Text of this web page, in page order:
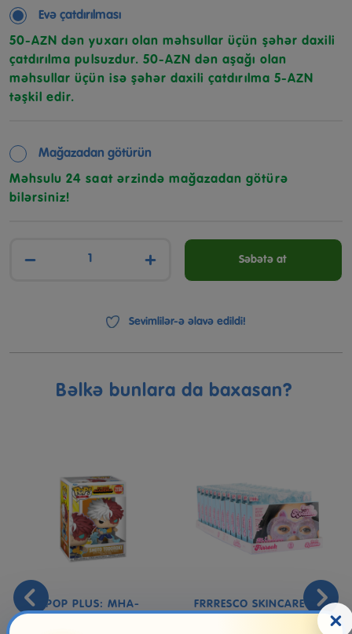
Evə çatdırılması
50-AZN dən yuxarı olan məhsullar üçün şəhər daxili
çatdırılma pulsuzdur. 50-AZN dən aşağı olan
məhsullar üçün isə şəhər daxili çatdırılma 5-AZN
təşkil edir.
Mağazadan götürün
Məhsulu 24 saat ərzində mağazadan götürə
bilərsiniz!
− + Səbətə at
Sevimlilər-ə əlavə edildi!
Bəlkə bunlara da baxasan?
POP PLUS: MHA-
TODOROKI
FRRRESCO SKINCARE ICE
MASK
×